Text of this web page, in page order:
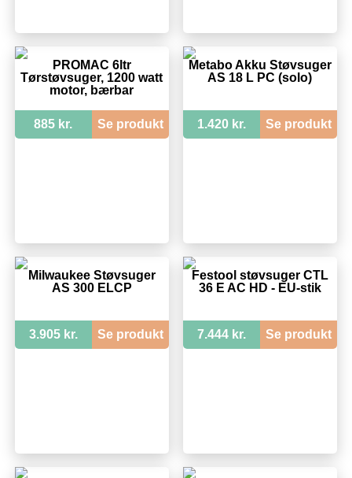
PROMAC 6ltr
Tørstøvsuger, 1200 watt
motor, bærbar
885 kr. Se produkt
Metabo Akku Støvsuger
AS 18 L PC (solo)
1.420 kr. Se produkt
Milwaukee Støvsuger
AS 300 ELCP
3.905 kr. Se produkt
Festool støvsuger CTL
36 E AC HD - EU-stik
7.444 kr. Se produkt